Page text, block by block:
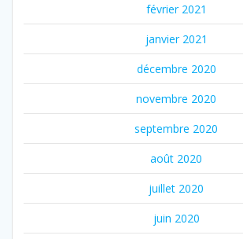
février 2021
janvier 2021
décembre 2020
novembre 2020
septembre 2020
août 2020
juillet 2020
juin 2020